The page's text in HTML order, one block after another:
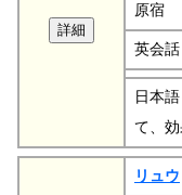
原宿
英会話
日本
て、効
リュウ